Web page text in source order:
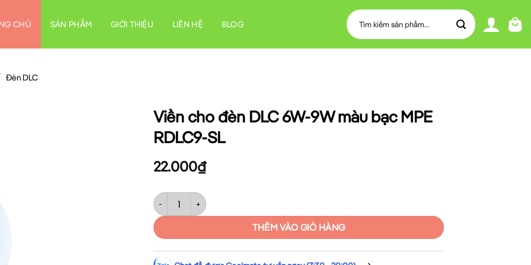
CHỦ SẢN PHẨM GIỚI THIỆU LIÊN HỆ BLOG
Tìm
kiếm:
Đèn DLC
Viền cho đèn DLC 6W-9W màu bạc MPE
RDLC9-SL
22.000₫
Viền cho đèn DLC 6W-9W màu bạc MPE RDLC9-SL số lượng
THÊM VÀO GIỎ HÀNG